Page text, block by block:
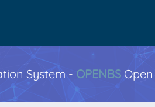
System - OPENBS